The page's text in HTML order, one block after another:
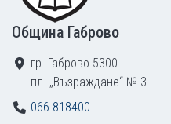
Община Габрово
гр. Габрово 5300
пл. „Възраждане“ № 3
066 818400